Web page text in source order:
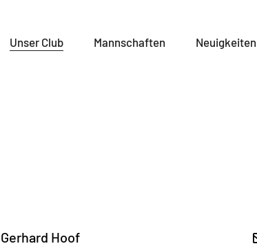
Unser Club Mannschaften Neuigkeiten
Gerhard Hoof